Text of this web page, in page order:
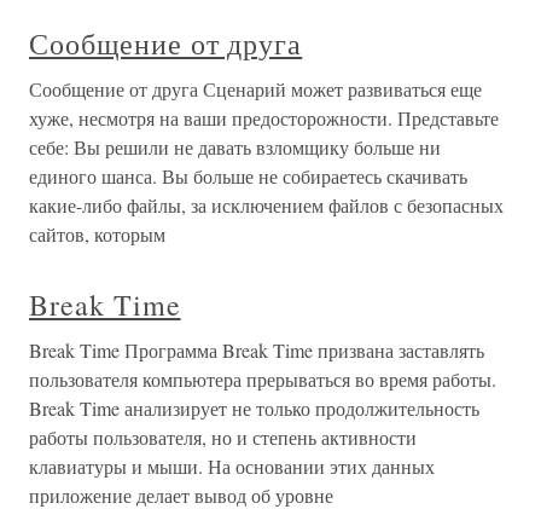
Сообщение от друга
Сообщение от друга Сценарий может развиваться еще
хуже, несмотря на ваши предосторожности. Представьте
себе: Вы решили не давать взломщику больше ни
единого шанса. Вы больше не собираетесь скачивать
какие-либо файлы, за исключением файлов с безопасных
сайтов, которым
Break Time
Break Time Программа Break Time призвана заставлять
пользователя компьютера прерываться во время работы.
Break Time анализирует не только продолжительность
работы пользователя, но и степень активности
клавиатуры и мыши. На основании этих данных
приложение делает вывод об уровне